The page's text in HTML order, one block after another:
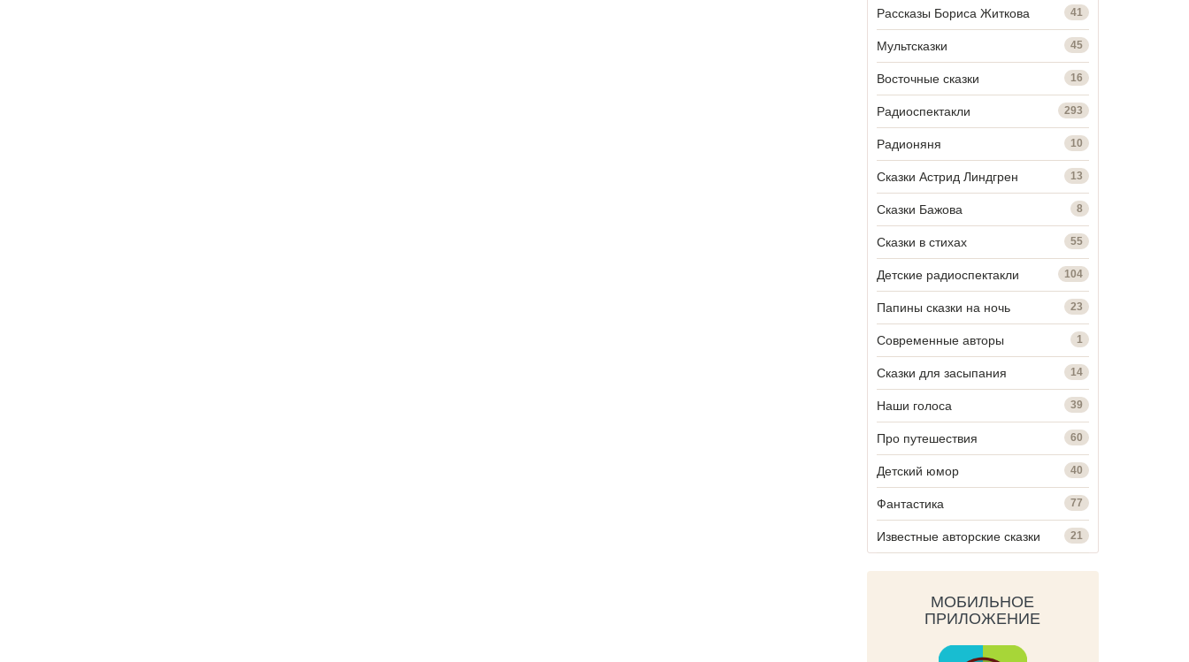
Рассказы Бориса Житкова 41
Мультсказки 45
Восточные сказки 16
Радиоспектакли 293
Радионяня 10
Сказки Астрид Линдгрен 13
Сказки Бажова 8
Сказки в стихах 55
Детские радиоспектакли 104
Папины сказки на ночь 23
Современные авторы 1
Сказки для засыпания 14
Наши голоса 39
Про путешествия 60
Детский юмор 40
Фантастика 77
Известные авторские сказки 21
МОБИЛЬНОЕ
ПРИЛОЖЕНИЕ